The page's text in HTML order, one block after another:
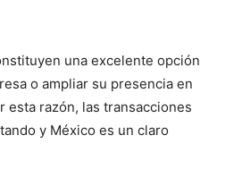
una excelente opción
o ampliar su presencia en
esta razón, las transacciones
y México es un claro